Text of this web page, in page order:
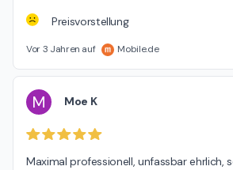
Preisvorstellung
Vor 3 Jahren auf Mobile.de
M Moe K
Maximal professionell, unfassbar ehrlich,